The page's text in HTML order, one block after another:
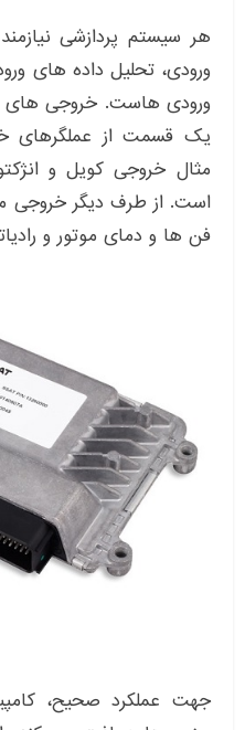
هر سیستم پردازشی
ورودی، تحلیل داده های
ورودی هاست. خروجی های
یک قسمت از عملگرهای
مثال خروجی کویل و
است. از طرف دیگر خروجی
فن ها و دمای موتور و
جهت عملکرد صحیح،